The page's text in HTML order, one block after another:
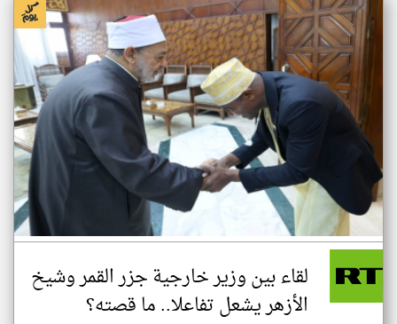
لقاء بين وزير خارجية جزر القمر وشيخ
الأزهر يشعل تفاعلا.. ما قصته؟